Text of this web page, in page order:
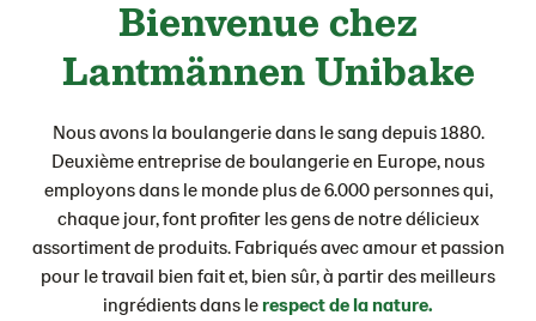
Bienvenue chez
Lantmännen Unibake
Nous avons la boulangerie dans le sang depuis 1880.
Deuxième entreprise de boulangerie en Europe, nous
employons dans le monde plus de 6.000 personnes qui,
chaque jour, font profiter les gens de notre délicieux
assortiment de produits. Fabriqués avec amour et passion
pour le travail bien fait et, bien sûr, à partir des meilleurs
ingrédients dans le respect de la nature.